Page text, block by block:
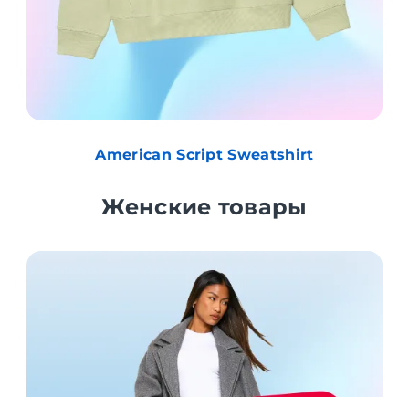
American Script Sweatshirt
Женские товары